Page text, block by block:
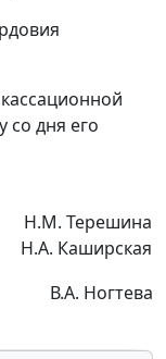
со дня его
Н.М. Терешина
Н.А. Каширская
В.А. Ногтева